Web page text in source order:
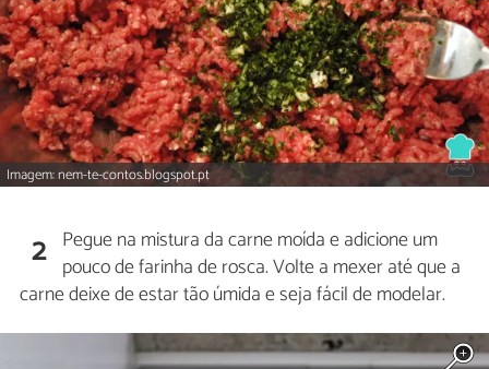
Imagem: nem-te-contos.blogspot.pt
2 Pegue na mistura da carne moída e adicione um
pouco de farinha de rosca. Volte a mexer até que a
carne deixe de estar tão úmida e seja fácil de modelar.